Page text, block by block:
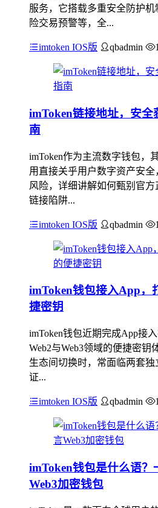
服务，它搭载多重安全防护
险交易预警等，全...
imtoken IOS版 qbadmin
imToken链接地址，安全
南
imToken作为主流数字钱包，
用直接关乎用户数字资产安
风险，详细讲解如何甄别官
链接陷阱...
imtoken IOS版 qbadmin
imToken钱包接入App，
捷密钥
imToken钱包近期完成App接
Web2与Web3领域的便捷密钥
生态间切换时，常面临两套
证...
imtoken IOS版 qbadmin
imToken钱包是什么语？
Web3加密钱包